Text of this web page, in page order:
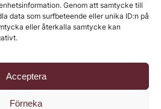
Genom att samtycke till
data som surfbeteende eller unika ID:n på
eller återkalla samtycke kan
Acceptera
Förneka magasin